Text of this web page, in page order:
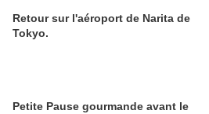
Retour sur l'aéroport de Narita de
Tokyo.
Petite Pause gourmande avant le